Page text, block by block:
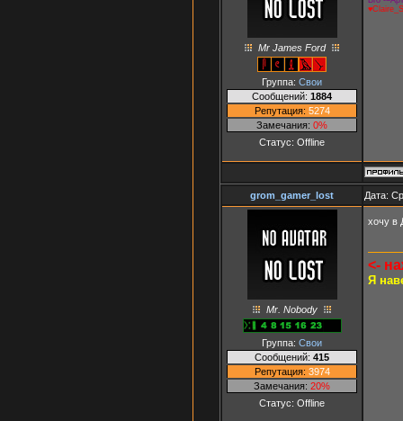
Mr James Ford
Группа: Свои
Сообщений: 1884
Репутация: 5274
Замечания: 0%
Статус: Offline
grom_gamer_lost Дата:
Mr. Nobody
Группа: Свои
Сообщений: 415
Репутация: 3974
Замечания: 20%
Статус: Offline
хочу в
<-
Я